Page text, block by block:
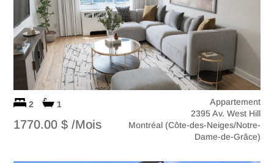
2 1
1770.00 $ /Mois
Appartement
2395 Av. West Hill
Montréal (Côte-des-Neiges/Notre-
Dame-de-Grâce)